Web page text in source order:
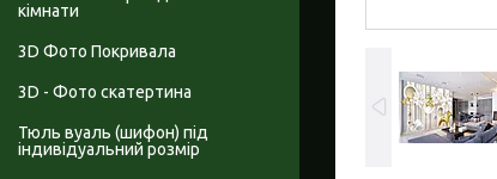
кімнати
3D Фото Покривала
3D - Фото скатертина
Тюль вуаль (шифон) під
індивідуальний розмір